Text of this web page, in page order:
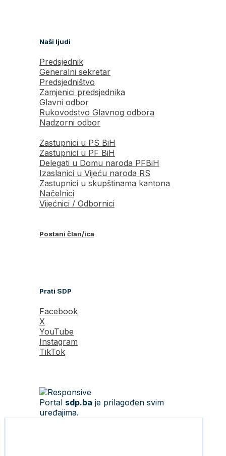
Naši ljudi
Predsjednik
Generalni sekretar
Predsjedništvo
Zamjenici predsjednika
Glavni odbor
Rukovodstvo Glavnog odbora
Nadzorni odbor
Zastupnici u PS BiH
Zastupnici u PF BiH
Delegati u Domu naroda PFBiH
Izaslanici u Vijeću naroda RS
Zastupnici u skupštinama kantona
Načelnici
Vijećnici / Odbornici
Postani član/ica
Prati SDP
Facebook
X
YouTube
Instagram
TikTok
Portal sdp.ba je prilagođen svim
uređajima.